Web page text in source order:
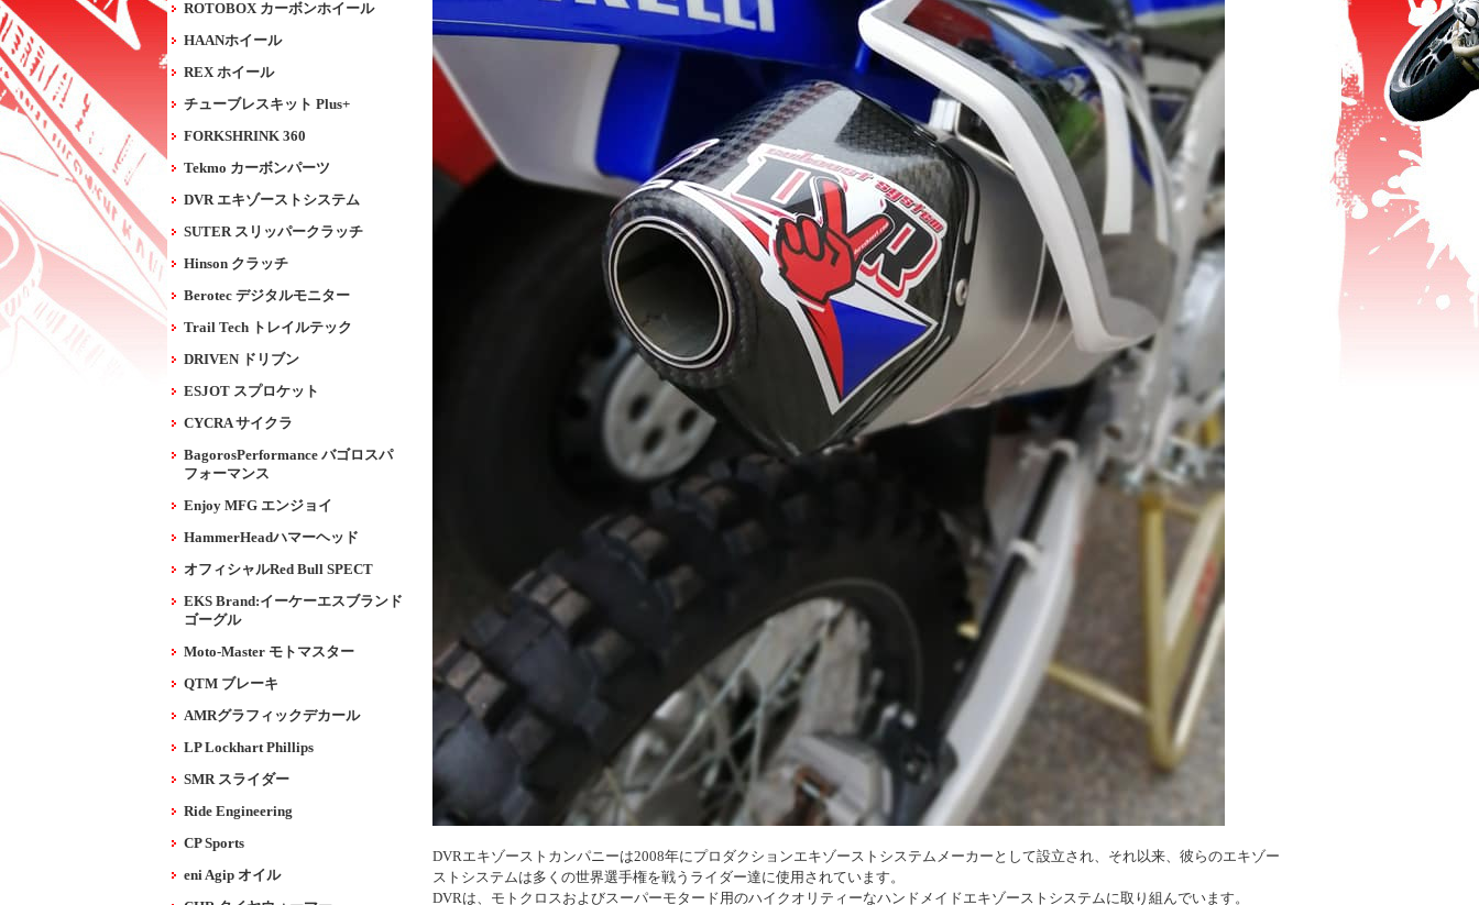
ROTOBOX カーボンホイール
HAANホイール
REX ホイール
チューブレスキット Plus+
FORKSHRINK 360
Tekmo カーボンパーツ
DVR エキゾーストシステム
SUTER スリッパークラッチ
Hinson クラッチ
Berotec デジタルモニター
Trail Tech トレイルテック
DRIVEN ドリブン
ESJOT スプロケット
CYCRA サイクラ
BagorosPerformance バゴロスパ
フォーマンス
Enjoy MFG エンジョイ
HammerHeadハマーヘッド
オフィシャルRed Bull SPECT
EKS Brand:イーケーエスブランド
ゴーグル
Moto-Master モトマスター
QTM ブレーキ
AMRグラフィックデカール
LP Lockhart Phillips
SMR スライダー
Ride Engineering
CP Sports
eni Agip オイル
DVRエキゾーストカンパニーは2008年にプロダクションエキゾーストシステムメーカーとして設立され、それ以来、彼らのエキゾー
ストシステムは多くの世界選手権を戦うライダー達に使用されています。
DVRは、モトクロスおよびスーパーモタード用のハイクオリティーなハンドメイドエキゾーストシステムに取り組んでいます。